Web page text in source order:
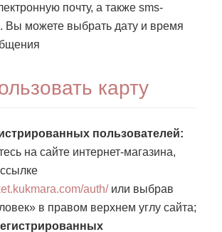
почту, а также sms-
Вы можете выбрать дату и время
карту
пользователей:
на сайте интернет-магазина,
auth/или выбрав
в правом верхнем углу сайта;